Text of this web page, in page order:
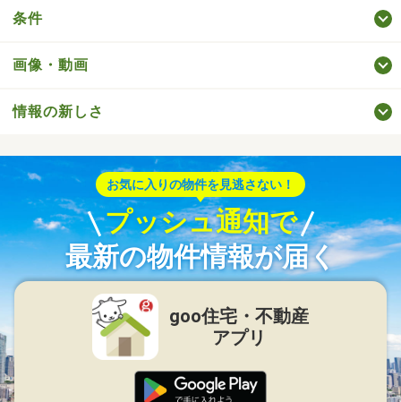
条件
画像・動画
情報の新しさ
お気に入りの物件を見逃さない！
プッシュ通知で
最新の物件情報が届く
goo住宅・不動産
アプリ